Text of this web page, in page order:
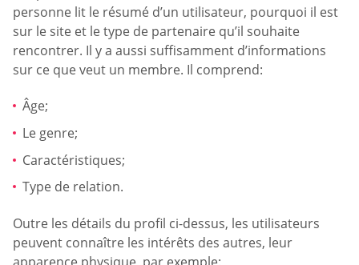
personne lit le résumé d’un utilisateur, pourquoi il est
sur le site et le type de partenaire qu’il souhaite
rencontrer. Il y a aussi suffisamment d’informations
sur ce que veut un membre. Il comprend:
Âge;
Le genre;
Caractéristiques;
Type de relation.
Outre les détails du profil ci-dessus, les utilisateurs
peuvent connaître les intérêts des autres, leur